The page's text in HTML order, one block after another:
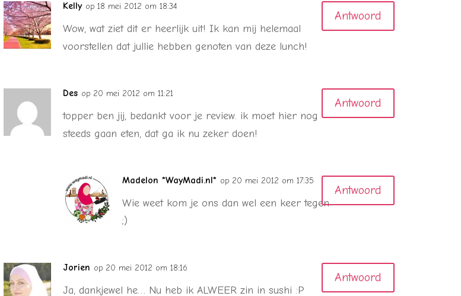
Kelly op 18 mei 2012 om 18:34
Wow, wat ziet dit er heerlijk uit! Ik kan mij helemaal
voorstellen dat jullie hebben genoten van deze lunch!
Antwoord
Des op 20 mei 2012 om 11:21
topper ben jij, bedankt voor je review. ik moet hier nog
steeds gaan eten, dat ga ik nu zeker doen!
Antwoord
Madelon *WayMadi.nl* op 20 mei 2012 om 17:35
Wie weet kom je ons dan wel een keer tegen
;)
Antwoord
Jorien op 20 mei 2012 om 18:16
Ja, dankjewel he… Nu heb ik ALWEER zin in sushi :P
Antwoord